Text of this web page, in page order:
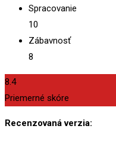
Spracovanie
10
Zábavnosť
8
8.4
Priemerné skóre
Recenzovaná verzia: